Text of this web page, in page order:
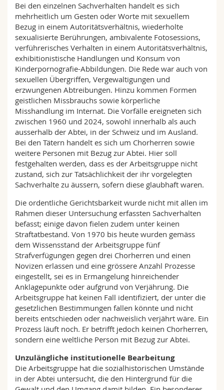
Bei den einzelnen Sachverhalten handelt es sich
mehrheitlich um Gesten oder Worte mit sexuellem
Bezug in einem Autoritätsverhältnis, wiederholte
sexualisierte Berührungen, ambivalente Fotosessions,
verführerisches Verhalten in einem Autoritätsverhältnis,
exhibitionistische Handlungen und Konsum von
Kinderpornografie-Abbildungen. Die Rede war auch von
sexuellen Übergriffen, Vergewaltigungen und
erzwungenen Abtreibungen. Hinzu kommen Formen
geistlichen Missbrauchs sowie körperliche
Misshandlung im Internat. Die Vorfälle ereigneten sich
zwischen 1960 und 2024, sowohl innerhalb als auch
ausserhalb der Abtei, in der Schweiz und im Ausland.
Bei den Tätern handelt es sich um Chorherren sowie
weitere Personen mit Bezug zur Abtei. Hier soll
festgehalten werden, dass es der Arbeitsgruppe nicht
zustand, sich zur Tatsächlichkeit der ihr vorgelegten
Sachverhalte zu äussern, sofern diese glaubhaft waren.
Die ordentliche Gerichtsbarkeit wurde nicht mit allen im
Rahmen dieser Untersuchung erfassten Sachverhalten
befasst; einige davon fielen zudem unter keinen
Straftatbestand. Von 1970 bis heute wurden gemäss
dem Wissensstand der Arbeitsgruppe fünf
Strafverfügungen gegen drei Chorherren und einen
Novizen erlassen und eine grössere Anzahl Prozesse
eingestellt, sei es in Ermangelung hinreichender
Anklagepunkte oder aufgrund von Verjährung. Die
Arbeitsgruppe hat keinen Fall identifiziert, der unter die
gesetzlichen Bestimmungen fallen könnte und nicht
bereits entschieden oder nachweislich verjährt wäre. Ein
Prozess läuft noch. Er betrifft jedoch keinen Chorherren,
sondern eine weltliche Person mit Bezug zur Abtei.
Unzulängliche institutionelle Bearbeitung
Die Arbeitsgruppe hat die sozialhistorischen Umstände
in der Abtei untersucht, die den Hintergrund für die